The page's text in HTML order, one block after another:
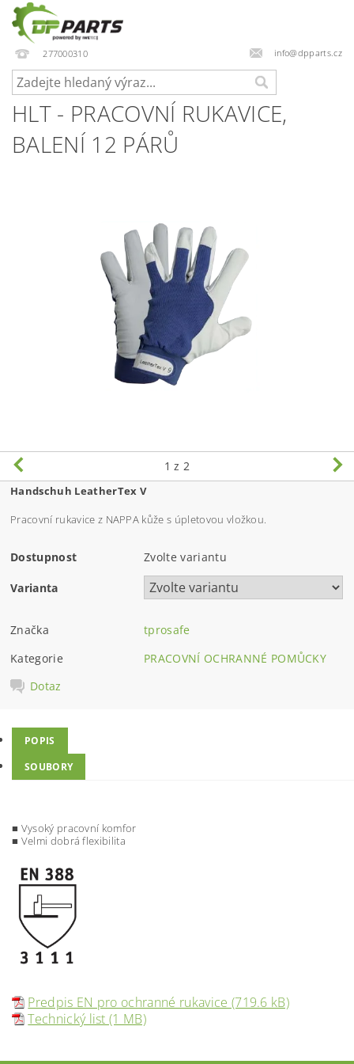
277000310 info@dpparts.cz
HLT - PRACOVNÍ RUKAVICE,
BALENÍ 12 PÁRŮ
1 z 2
Handschuh LeatherTex V
Pracovní rukavice z NAPPA kůže s úpletovou vložkou.
Dostupnost Zvolte variantu
Varianta
Značka
tprosafe
Kategorie
PRACOVNÍ OCHRANNÉ POMŮCKY
Dotaz
POPIS
SOUBORY
■ Vysoký pracovní komfor
■ Velmi dobrá flexibilita
Predpis EN pro ochranné rukavice (719.6 kB)
Technický list (1 MB)